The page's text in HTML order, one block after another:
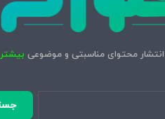
محتوای مناسبتی و موضوعی بیشتر
جستجو
برای: